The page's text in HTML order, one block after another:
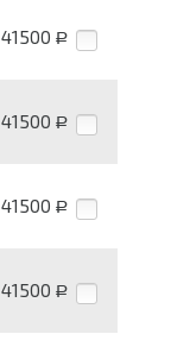
41500 Р
41500 Р
41500 Р
41500 Р